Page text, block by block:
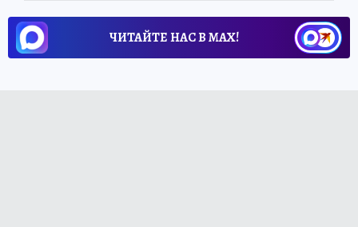
ЧИТАЙТЕ НАС В МАХ!